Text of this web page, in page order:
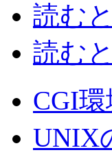
読む
読む
CGI
UNIX